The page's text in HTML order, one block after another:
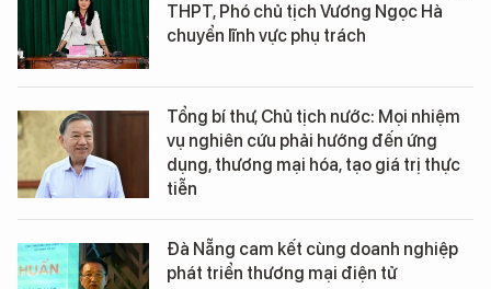
THPT, Phó chủ tịch Vương Ngọc Hà
chuyển lĩnh vực phụ trách
Tổng bí thư, Chủ tịch nước: Mọi nhiệm
vụ nghiên cứu phải hướng đến ứng
dụng, thương mại hóa, tạo giá trị thực
tiễn
Đà Nẵng cam kết cùng doanh nghiệp
phát triển thương mại điện tử